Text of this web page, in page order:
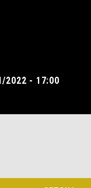
2022 - 17:00